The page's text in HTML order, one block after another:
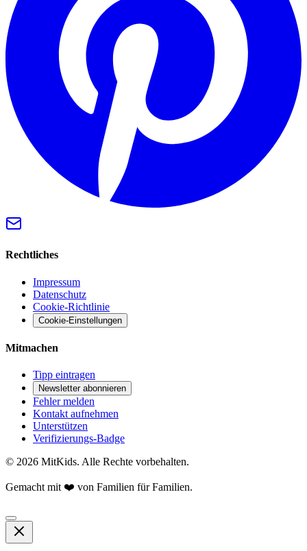
Rechtliches
Impressum
Datenschutz
Cookie-Richtlinie
Cookie-Einstellungen
Mitmachen
Tipp eintragen
Newsletter abonnieren
Fehler melden
Kontakt aufnehmen
Unterstützen
Verifizierungs-Badge
© 2026 MitKids. Alle Rechte vorbehalten.
Gemacht mit ❤️ von Familien für Familien.